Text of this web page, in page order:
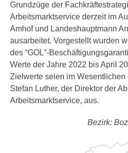
Grundzüge der
Arbeitsmarktservice derzeit im
Amhof und Landeshauptmann
ausarbeitet. Vorgestellt wurden
des “GOL”-
Werte der Jahre 2022 bis April
Zielwerte seien im Wesentlichen
Stefan Luther, der Direktor der
Arbeitsmarktservice, aus.
Bezirk: